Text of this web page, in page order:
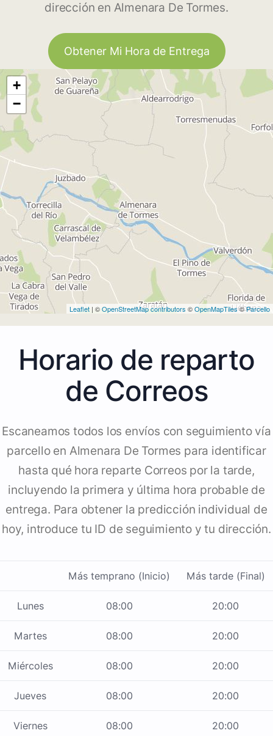
dirección en Almenara De Tormes.
Obtener Mi Hora de Entrega
+
−
Leaflet | ©OpenStreetMap contributors ©OpenMapTiles©Parcello
Horario de reparto
de Correos
Escaneamos todos los envíos con seguimiento vía
parcello en Almenara De Tormes para identificar
hasta qué hora reparte Correos por la tarde,
incluyendo la primera y última hora probable de
entrega. Para obtener la predicción individual de
hoy, introduce tu ID de seguimiento y tu dirección.
Más temprano (Inicio) Más tarde (Final)
Lunes 08:00 20:00
Martes 08:00 20:00
Miércoles 08:00 20:00
Jueves 08:00 20:00
Viernes 08:00 20:00